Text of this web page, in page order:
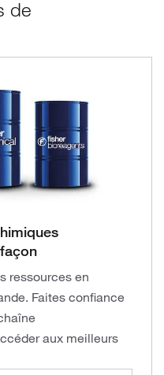
de
ressources en
Faites confiance
aux meilleurs